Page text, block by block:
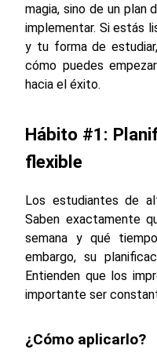
magia, sino de un plan
implementar. Si estás
y tu forma de
cómo puedes
hacia el éxito.
Hábito #1:
flexible
Los estudiantes de
Saben exactamente
semana y qué
embargo, su
Entienden que los
importante ser
¿Cómo aplicarlo?